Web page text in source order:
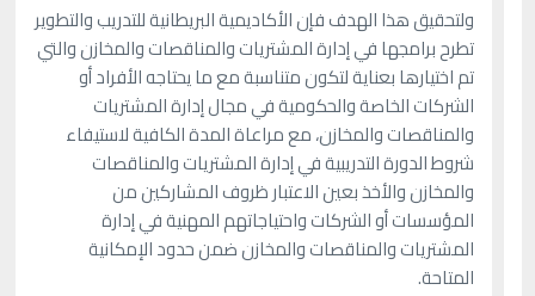
ولتحقيق هذا الهدف فإن الأكاديمية البريطانية للتدريب والتطوير
تطرح برامجها في إدارة المشتريات والمناقصات والمخازن والتي
تم اختيارها بعناية لتكون متناسبة مع ما يحتاجه الأفراد أو
الشركات الخاصة والحكومية في مجال إدارة المشتريات
والمناقصات والمخازن، مع مراعاة المدة الكافية لاستيفاء
شروط الدورة التدريبية في إدارة المشتريات والمناقصات
والمخازن والأخذ بعين الاعتبار ظروف المشاركين من
المؤسسات أو الشركات واحتياجاتهم المهنية في إدارة
المشتريات والمناقصات والمخازن ضمن حدود الإمكانية
المتاحة.